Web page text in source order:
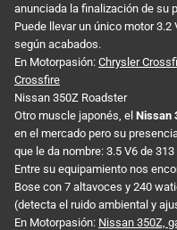
anunciada la finalización de su
Puede llevar un único motor
según acabados.
En Motorpasión: Chrysler
Crossfire
Nissan 350Z Roadster
Otro muscle japonés, el Nissan
en el mercado pero su
que le da nombre: 3.5 V6 de
Entre su equipamiento nos
Bose con 7 altavoces y 240
(detecta el ruido ambiental y
En Motorpasión: Nissan 350Z,